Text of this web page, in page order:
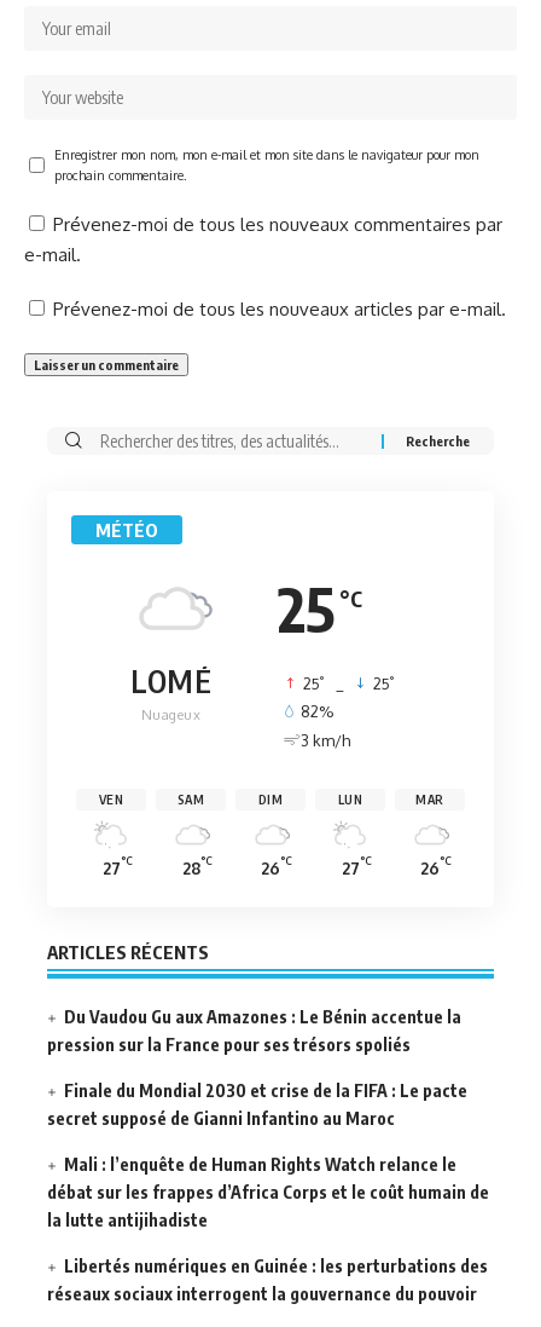
Enregistrer mon nom, mon e-mail et mon site dans le navigateur pour mon
prochain commentaire.
Prévenez-moi de tous les nouveaux commentaires par
e-mail.
Prévenez-moi de tous les nouveaux articles par e-mail.
Rechercher:
MÉTÉO
25 °C
LOMÉ
Nuageux
25° 25°
82%
3 km/h
VEN
27°C
SAM
28°C
DIM
26°C
LUN
27°C
MAR
26°C
ARTICLES RÉCENTS
Du Vaudou Gu aux Amazones : Le Bénin accentue la
pression sur la France pour ses trésors spoliés
Finale du Mondial 2030 et crise de la FIFA : Le pacte
secret supposé de Gianni Infantino au Maroc
Mali : l’enquête de Human Rights Watch relance le
débat sur les frappes d’Africa Corps et le coût humain de
la lutte antijihadiste
Libertés numériques en Guinée : les perturbations des
réseaux sociaux interrogent la gouvernance du pouvoir